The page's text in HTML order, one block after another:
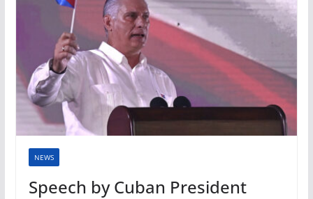
NEWS
Speech by Cuban President